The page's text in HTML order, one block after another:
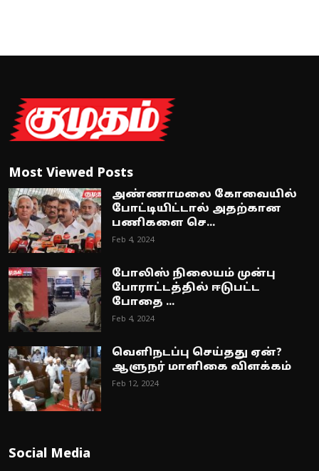
Most Viewed Posts
அண்ணாமலை கோவையில்
போட்டியிட்டால் அதற்கான
பணிகளை செ...
Feb 4, 2024
போலிஸ் நிலையம் முன்பு
போராட்டத்தில் ஈடுபட்ட
போதை ...
Feb 4, 2024
வெளிநடப்பு செய்தது ஏன்?
ஆளுநர் மாளிகை விளக்கம்
Feb 12, 2024
Social Media